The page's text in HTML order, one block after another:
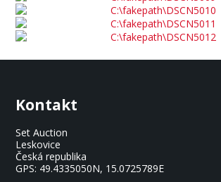
Kontakt
Set Auction
Leskovice
Česká republika
GPS: 49.4335050N, 15.0725789E